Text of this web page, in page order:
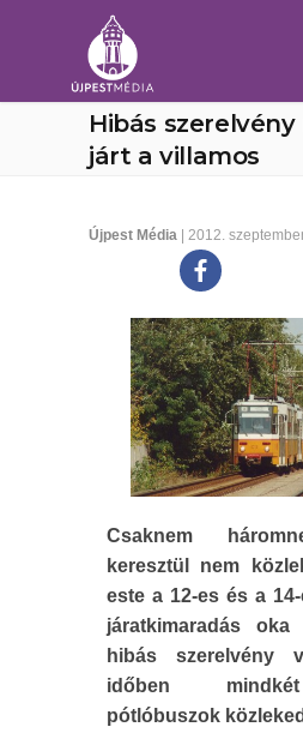
Hibás
járt a villamos
Újpest Média | 2012.
Csaknem
keresztül nem
este a 12-es és a
járatkimaradás
hibás szerelvény
időben
pótlóbuszok